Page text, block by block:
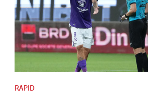
RAPID